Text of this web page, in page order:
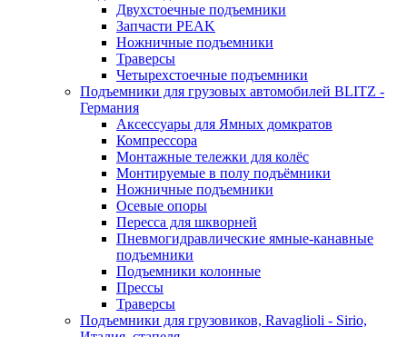
Двухстоечные подъемники
Запчасти PEAK
Ножничные подъемники
Траверсы
Четырехстоечные подъемники
Подъемники для грузовых автомобилей BLITZ -
Германия
Аксессуары для Ямных домкратов
Компрессора
Монтажные тележки для колёс
Монтируемые в полу подъёмники
Ножничные подъемники
Осевые опоры
Пересса для шкворней
Пневмогидравлические ямные-канавные
подъемники
Подъемники колонные
Прессы
Траверсы
Подъемники для грузовиков, Ravaglioli - Sirio,